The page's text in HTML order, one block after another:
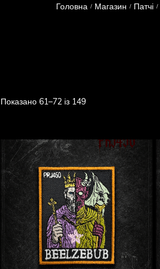
Головна / Магазин / Патчі /
Показано 61–72 із 149